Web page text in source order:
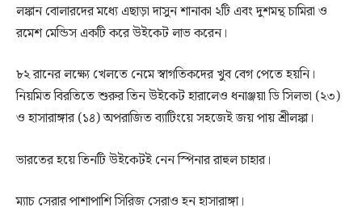
লঙ্কান বোলারদের মধ্যে এছাড়া দাসুন শানাকা ২টি এবং দুশমন্থ চামিরা ও
রমেশ মেন্ডিস একটি করে উইকেট লাভ করেন।
৮২ রানের লক্ষ্যে খেলতে নেমে স্বাগতিকদের খুব বেগ পেতে হয়নি।
নিয়মিত বিরতিতে শুরুর তিন উইকেট হারালেও ধনাঞ্জয়া ডি সিলভা (২৩)
ও হাসারাঙ্গার (১৪) অপরাজিত ব্যাটিংয়ে সহজেই জয় পায় শ্রীলঙ্কা।
ভারতের হয়ে তিনটি উইকেটই নেন স্পিনার রাহুল চাহার।
ম্যাচ সেরার পাশাপাশি সিরিজ সেরাও হন হাসারাঙ্গা।